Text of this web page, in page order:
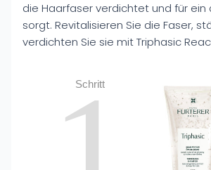
die Haarfaser verdichtet und für ein
sorgt. Revitalisieren Sie die Faser,
verdichten Sie sie mit Triphasic
Schritt